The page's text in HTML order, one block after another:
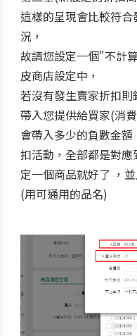
這樣的呈現會比較符
況，
故請您設定一個"不計
皮商店設定中，
若沒有發生賣家折扣
帶入您提供給買家(消
會帶入多少的負數金
扣活動，全部都是對
定一個商品就好了 ，
(用可通用的品名)